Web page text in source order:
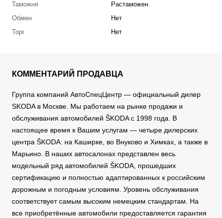
Таможня
Растаможен
Обмен
Нет
Торг
Нет
КОММЕНТАРИЙ ПРОДАВЦА
Группа компаний АвтоСпецЦентр — официальный дилер
SKODA в Москве. Мы работаем на рынке продажи и
обслуживания автомобилей ŠKODA с 1998 года. В
настоящее время к Вашим услугам — четыре дилерских
центра ŠKODA: на Каширке, во Внуково и Химках, а также в
Марьино. В наших автосалонах представлен весь
модельный ряд автомобилей ŠKODA, прошедших
сертификацию и полностью адаптированных к российским
дорожным и погодным условиям. Уровень обслуживания
соответствует самым высоким немецким стандартам. На
все приобретённые автомобили предоставляется гарантия